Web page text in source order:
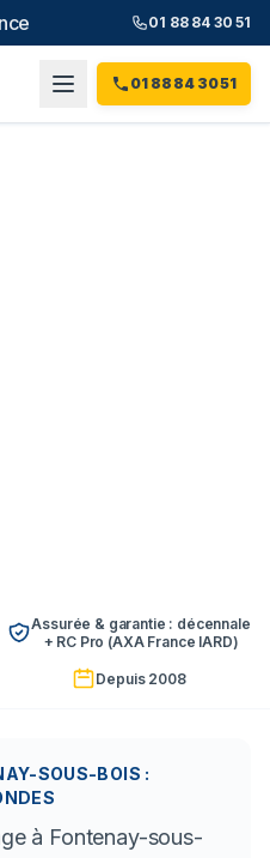
01 88 84 30 51
01 88 84 30 51
Assurée & garantie : décennale
+ RC Pro (AXA France IARD)
Depuis 2008
SOUS-BOIS :
à Fontenay-sous-